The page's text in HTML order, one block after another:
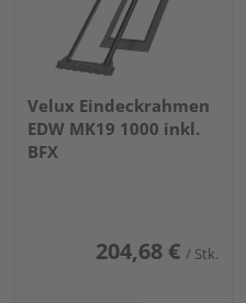
Velux Eindeckrahmen
EDW MK19 1000 inkl.
BFX
204,68 € / Stk.